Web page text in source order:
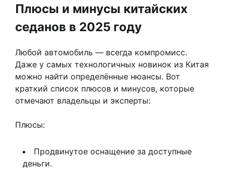
Плюсы и минусы китайских
седанов в 2025 году
Любой автомобиль — всегда компромисс.
Даже у самых технологичных новинок из Китая
можно найти определённые нюансы. Вот
краткий список плюсов и минусов, которые
отмечают владельцы и эксперты:
Плюсы:
Продвинутое оснащение за доступные
деньги.